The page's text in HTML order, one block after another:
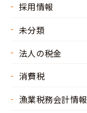
採用情報
未分類
法人の税金
消費税
漁業税務会計情報